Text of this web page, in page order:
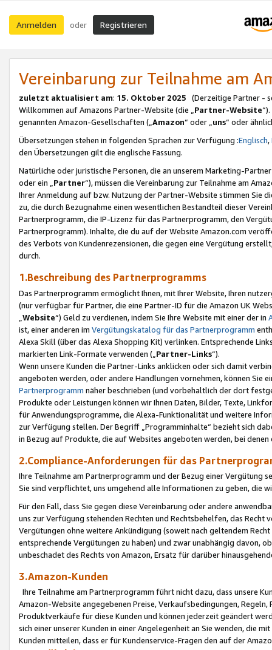
Anmelden oder Registrieren
Vereinbarung zur Teilnahme am
zuletzt aktualisiert am: 15. Oktober 2025 (Derzeitige Partner -
Willkommen auf Amazons Partner-Website (die „Partner-Website
genannten Amazon-Gesellschaften („Amazon“ oder „uns“ oder
Übersetzungen stehen in folgenden Sprachen zur Verfügung :Englisch,
den Übersetzungen gilt die englische Fassung.
Natürliche oder juristische Personen, die an unserem Marketing-
oder ein „Partner“), müssen die Vereinbarung zur Teilnahme am
Ihrer Anmeldung auf bzw. Nutzung der Partner-Website stimmen Sie
zu, die durch Bezugnahme einen wesentlichen Bestandteil dieser
Partnerprogramm, die IP-Lizenz für das Partnerprogramm, den
Partnerprogramm). Inhalte, die du auf der Website Amazon.com
des Verbots von Kundenrezensionen, die gegen eine Vergütung
durch.
1.Beschreibung des Partnerprogramms
Das Partnerprogramm ermöglicht Ihnen, mit Ihrer Website, Ihren
(nur verfügbar für Partner, die eine Partner-ID für die Amazon UK
Website“) Geld zu verdienen, indem Sie Ihre Website mit einer der in
ist, einer anderen im Vergütungskatalog für das Partnerprogramm
Alexa Skill (über das Alexa Shopping Kit) verlinken. Entsprechende
markierten Link-Formate verwenden („ Partner-Links“).
Wenn unsere Kunden die Partner-Links anklicken oder sich damit
angeboten werden, oder andere Handlungen vornehmen, können Sie
Partnerprogramm näher beschrieben (und vorbehaltlich der dort
Produkte oder Leistungen können wir Ihnen Daten, Bilder, Texte,
für Anwendungsprogramme, die Alexa-Funktionalität und weitere
zur Verfügung stellen. Der Begriff „Programminhalte“ bezieht sich
in Bezug auf Produkte, die auf Websites angeboten werden, bei
2.Compliance-Anforderungen für das
Ihre Teilnahme am Partnerprogramm und der Bezug einer Vergütung
Sie sind verpflichtet, uns umgehend alle Informationen zu geben, die
Für den Fall, dass Sie gegen diese Vereinbarung oder andere
uns zur Verfügung stehenden Rechten und Rechtsbehelfen, das
Vergütungen ohne weitere Ankündigung (soweit nach geltendem
entsprechende Vergütungen zu haben) und zwar unabhängig davon,
unbeschadet des Rechts von Amazon, Ersatz für darüber
3.Amazon-Kunden
Ihre Teilnahme am Partnerprogramm führt nicht dazu, dass unsere
Amazon-Website angegebenen Preise, Verkaufsbedingungen,
Produktverkäufe für diese Kunden und können jederzeit geändert
sich einer unserer Kunden in einer Angelegenheit an Sie wenden, die
Kunden mitteilen, dass er für Kundenservice-Fragen den auf der